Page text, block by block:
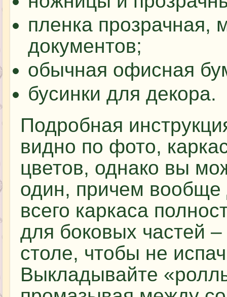
пленка прозрачная,
документов;
обычная офисная
бусинки для декора.
Подробная
видно по фото,
цветов, однако вы
один, причем вообще
всего каркаса
для боковых частей
столе, чтобы не
Выкладывайте